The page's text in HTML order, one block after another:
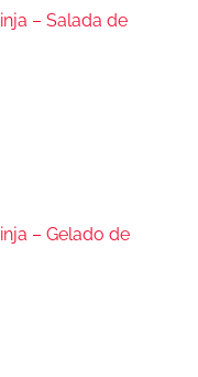
– Salada de
– Gelado de